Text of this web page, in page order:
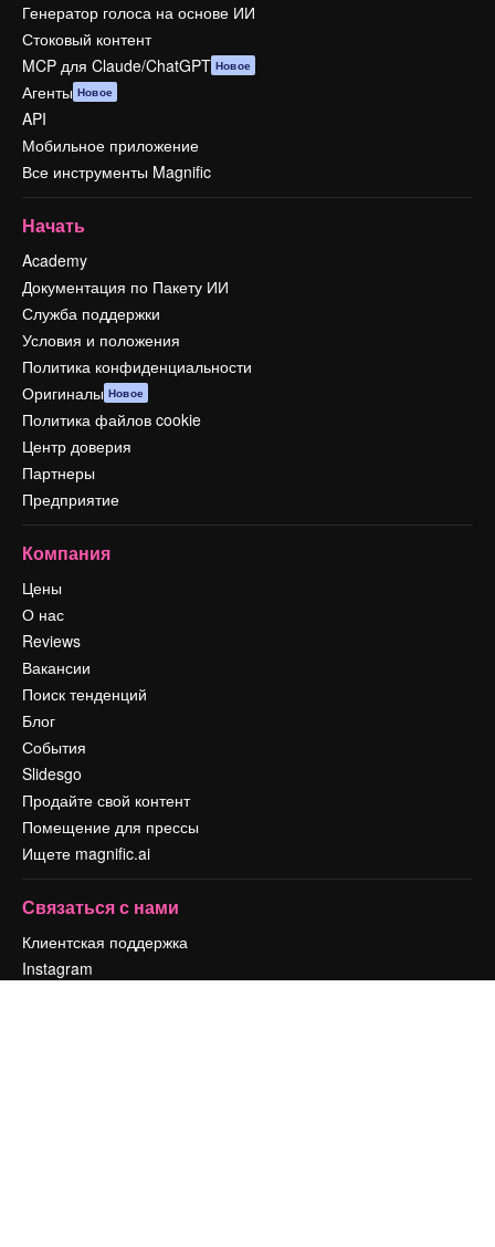
Генератор голоса на основе ИИ
Стоковый контент
MCP для Claude/ChatGPT Новое
Агенты Новое
API
Мобильное приложение
Все инструменты Magnific
Начать
Academy
Документация по Пакету ИИ
Служба поддержки
Условия и положения
Политика конфиденциальности
Оригиналы Новое
Политика файлов cookie
Центр доверия
Партнеры
Предприятие
Компания
Цены
О нас
Reviews
Вакансии
Поиск тенденций
Блог
События
Slidesgo
Продайте свой контент
Помещение для прессы
Ищете magnific.ai
Связаться с нами
Клиентская поддержка
Instagram